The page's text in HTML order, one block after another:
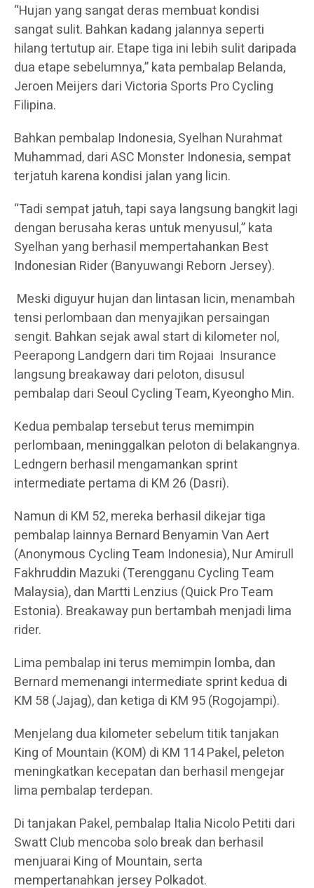
“Hujan yang sangat deras membuat kondisi
sangat sulit. Bahkan kadang jalannya seperti
hilang tertutup air. Etape tiga ini lebih sulit daripada
dua etape sebelumnya,” kata pembalap Belanda,
Jeroen Meijers dari Victoria Sports Pro Cycling
Filipina.
Bahkan pembalap Indonesia, Syelhan Nurahmat
Muhammad, dari ASC Monster Indonesia, sempat
terjatuh karena kondisi jalan yang licin.
“Tadi sempat jatuh, tapi saya langsung bangkit lagi
dengan berusaha keras untuk menyusul,” kata
Syelhan yang berhasil mempertahankan Best
Indonesian Rider (Banyuwangi Reborn Jersey).
Meski diguyur hujan dan lintasan licin, menambah
tensi perlombaan dan menyajikan persaingan
sengit. Bahkan sejak awal start di kilometer nol,
Peerapong Landgern dari tim Rojaai Insurance
langsung breakaway dari peloton, disusul
pembalap dari Seoul Cycling Team, Kyeongho Min.
Kedua pembalap tersebut terus memimpin
perlombaan, meninggalkan peloton di belakangnya.
Ledngern berhasil mengamankan sprint
intermediate pertama di KM 26 (Dasri).
Namun di KM 52, mereka berhasil dikejar tiga
pembalap lainnya Bernard Benyamin Van Aert
(Anonymous Cycling Team Indonesia), Nur Amirull
Fakhruddin Mazuki (Terengganu Cycling Team
Malaysia), dan Martti Lenzius (Quick Pro Team
Estonia). Breakaway pun bertambah menjadi lima
rider.
Lima pembalap ini terus memimpin lomba, dan
Bernard memenangi intermediate sprint kedua di
KM 58 (Jajag), dan ketiga di KM 95 (Rogojampi).
Menjelang dua kilometer sebelum titik tanjakan
King of Mountain (KOM) di KM 114 Pakel, peleton
meningkatkan kecepatan dan berhasil mengejar
lima pembalap terdepan.
Di tanjakan Pakel, pembalap Italia Nicolo Petiti dari
Swatt Club mencoba solo break dan berhasil
menjuarai King of Mountain, serta
mempertanahkan jersey Polkadot.